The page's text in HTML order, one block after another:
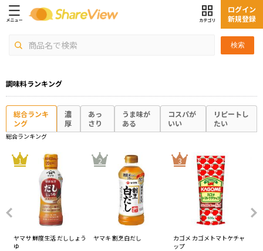
検索
ログイン
新規登録
調味料ランキング
総合ランキ
ング
濃
厚
あっ
さり
うま味が
ある
コスパが
いい
リピートし
たい
総合ランキング
1
ヤマサ 鮮度生活 だししょう
ゆ
2
ヤマキ 割烹白だし
3
カゴメ カゴメトマトケチャ
ップ